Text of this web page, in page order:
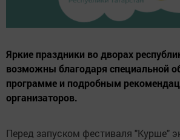
Яркие праздники во дворах
возможны благодаря специальной
программе и подробным
организаторов.
Перед запуском фестиваля "Курше"